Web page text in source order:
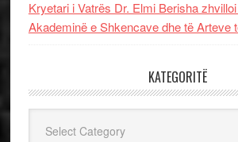
Kryetari i Vatrës Dr. Elmi Berisha
Akademinë e Shkencave dhe të Arteve
KATEGORITË